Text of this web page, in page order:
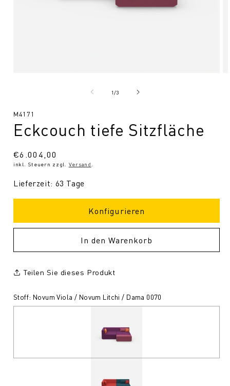
1/von
3
SKU:
M4171
Eckcouch tiefe Sitzfläche
Normaler
Preis
€6.004,00
inkl. Steuern zzgl. Versand
Lieferzeit: 63 Tage
Konfigurieren
In den Warenkorb
Teilen Sie dieses Produkt
Stoff: Novum Viola / Novum Litchi / Dama 0070